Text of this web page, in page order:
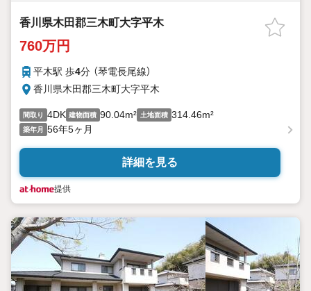
香川県木田郡三木町大字平木
760万円
平木駅 歩4分 （琴電長尾線）
香川県木田郡三木町大字平木
間取り 4DK 建物面積 90.04m² 土地面積 314.46m²
築年月 56年5ヶ月
詳細を見る
提供